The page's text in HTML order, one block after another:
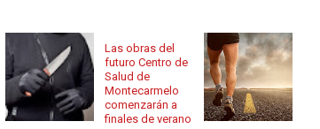
Las obras del
futuro Centro de
Salud de
Montecarmelo
comenzarán a
finales de verano